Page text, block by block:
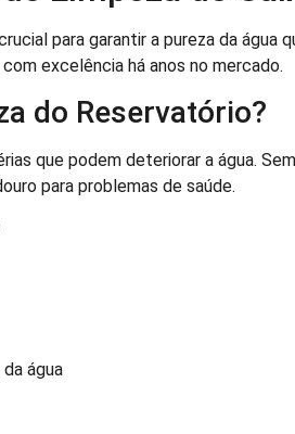
para garantir a pureza da água
excelência há anos no mercado.
do Reservatório?
que podem deteriorar a água.
para problemas de saúde.
água